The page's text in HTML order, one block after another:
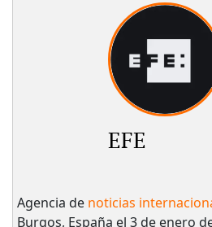
EFE
Agencia de noticias
Burgos, España el 3 de enero